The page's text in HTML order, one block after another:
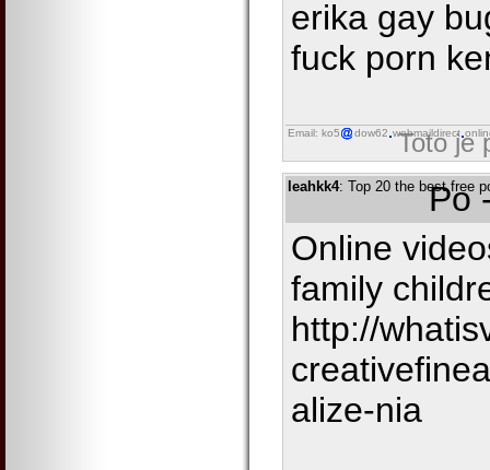
erika gay
fuck porn
Email: ko5 dow62 webmaildirect
Toto je
leahkk4: Top 20 the best free
Po
Online
family
http://
alize-nia